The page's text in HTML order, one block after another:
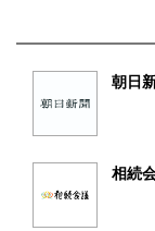
朝日
相続